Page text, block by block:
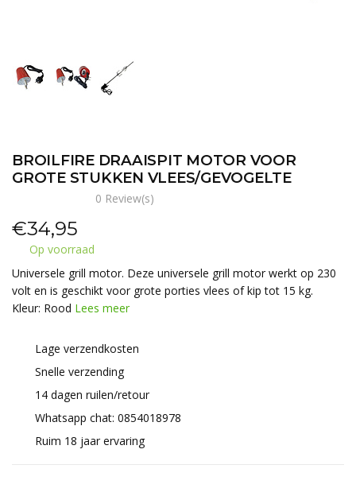
BROILFIRE DRAAISPIT MOTOR VOOR
GROTE STUKKEN VLEES/GEVOGELTE
0 Review(s)
€34,95
Op voorraad
Universele grill motor. Deze universele grill motor werkt op 230
volt en is geschikt voor grote porties vlees of kip tot 15 kg.
Kleur: Rood Lees meer
Lage verzendkosten
Snelle verzending
14 dagen ruilen/retour
Whatsapp chat: 0854018978
Ruim 18 jaar ervaring